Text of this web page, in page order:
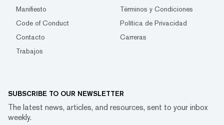
Manifiesto
Términos y Condiciones
Code of Conduct
Política de Privacidad
Contacto
Carreras
Trabajos
SUBSCRIBE TO OUR NEWSLETTER
The latest news, articles, and resources, sent to your inbox
weekly.